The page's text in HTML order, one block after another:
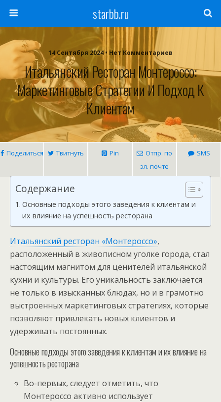
starbb.ru
14 Сентября 2024 • Нет Комментариев
Итальянский Ресторан Монтероссо:
Маркетинговые Стратегии И Подход К
Клиентам
Поделиться Твитнуть Pin
Отпр. по
эл. почте
SMS
Содержание
Основные подходы этого заведения к клиентам и
их влияние на успешность ресторана
Итальянский ресторан «Монтероссо»,
расположенный в живописном уголке города, стал
настоящим магнитом для ценителей итальянской
кухни и культуры. Его уникальность заключается
не только в изысканных блюдах, но и в грамотно
выстроенных маркетинговых стратегиях, которые
позволяют привлекать новых клиентов и
удерживать постоянных.
Основные подходы этого заведения к клиентам и их влияние на
успешность ресторана
Во-первых, следует отметить, что
Монтероссо активно использует